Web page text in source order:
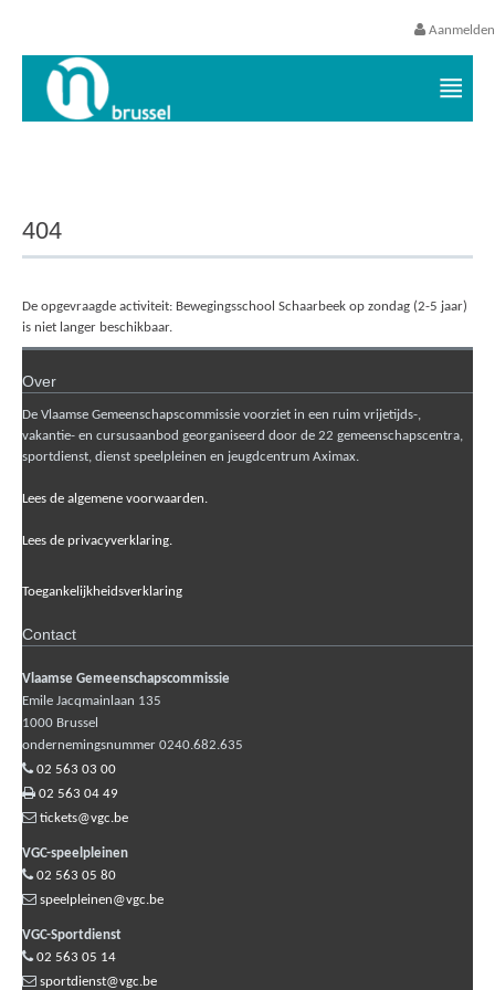
Aanmelden
404
De opgevraagde activiteit: Bewegingsschool Schaarbeek op zondag (2-5 jaar)
is niet langer beschikbaar.
Over
De Vlaamse Gemeenschapscommissie voorziet in een ruim vrijetijds-,
vakantie- en cursusaanbod georganiseerd door de 22 gemeenschapscentra,
sportdienst, dienst speelpleinen en jeugdcentrum Aximax.
Lees de algemene voorwaarden.
Lees de privacyverklaring.
Toegankelijkheidsverklaring
Contact
Vlaamse Gemeenschapscommissie
Emile Jacqmainlaan 135
1000 Brussel
ondernemingsnummer 0240.682.635
02 563 03 00
02 563 04 49
tickets@vgc.be
VGC-speelpleinen
02 563 05 80
speelpleinen@vgc.be
VGC-Sportdienst
02 563 05 14
sportdienst@vgc.be